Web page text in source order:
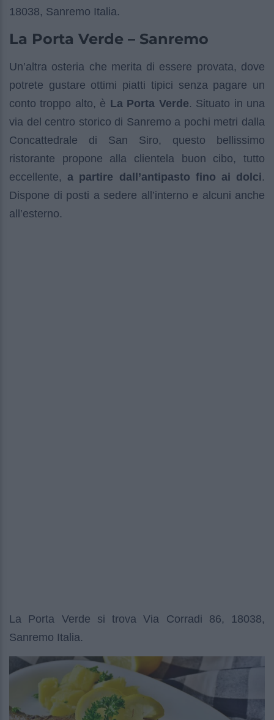
18038, Sanremo Italia.
La Porta Verde – Sanremo
Un’altra osteria che merita di essere provata, dove
potrete gustare ottimi piatti tipici senza pagare un
conto troppo alto, è La Porta Verde. Situato in una
via del centro storico di Sanremo a pochi metri dalla
Concattedrale di San Siro, questo bellissimo
ristorante propone alla clientela buon cibo, tutto
eccellente, a partire dall’antipasto fino ai dolci.
Dispone di posti a sedere all’interno e alcuni anche
all’esterno.
La Porta Verde si trova Via Corradi 86, 18038,
Sanremo Italia.